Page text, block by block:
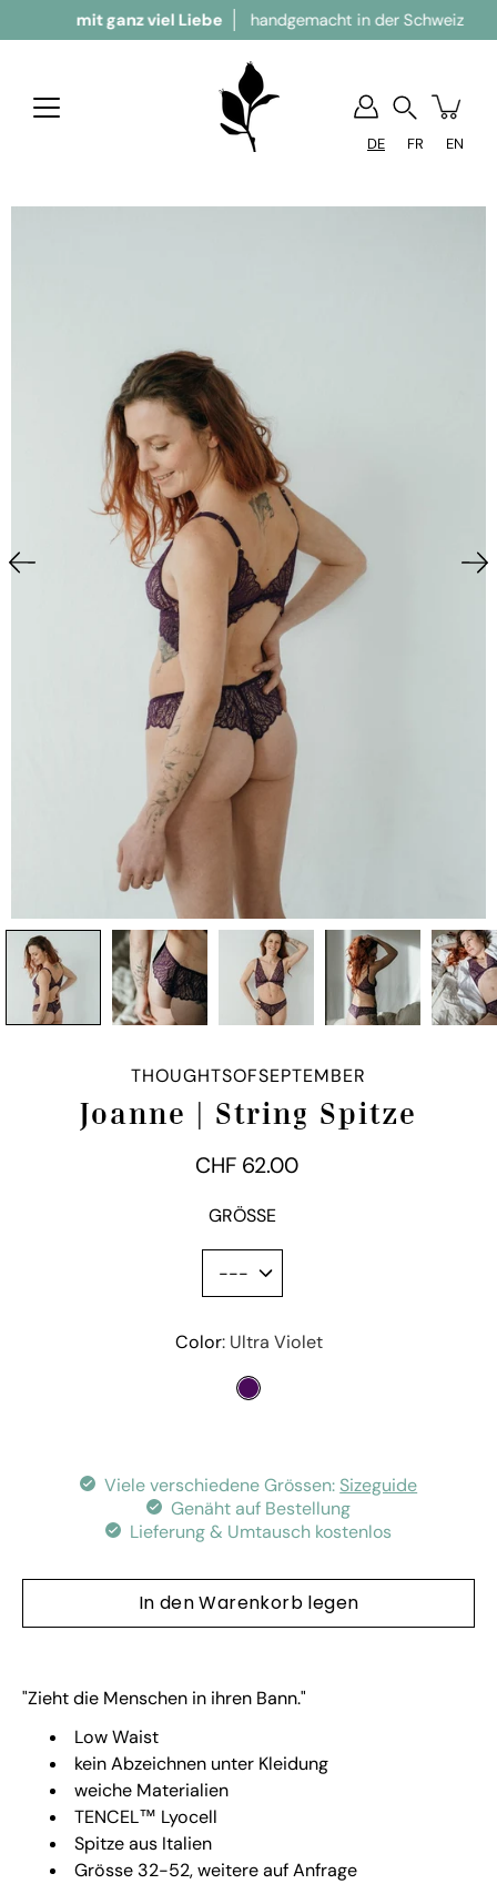
mit ganz viel Liebe handgemacht in der Schweiz
DE FR EN
THOUGHTSOFSEPTEMBER
Joanne | String Spitze
CHF 62.00
GRÖSSE
Color Ultra Violet
ULTRA VIOLET
Variante
Viele verschiedene Grössen: Sizeguide
Genäht auf Bestellung
Lieferung & Umtausch kostenlos
In den Warenkorb legen
"Zieht die Menschen in ihren Bann."
Low Waist
kein Abzeichnen unter Kleidung
weiche Materialien
TENCEL™ Lyocell
Spitze aus Italien
Grösse 32-52, weitere auf Anfrage